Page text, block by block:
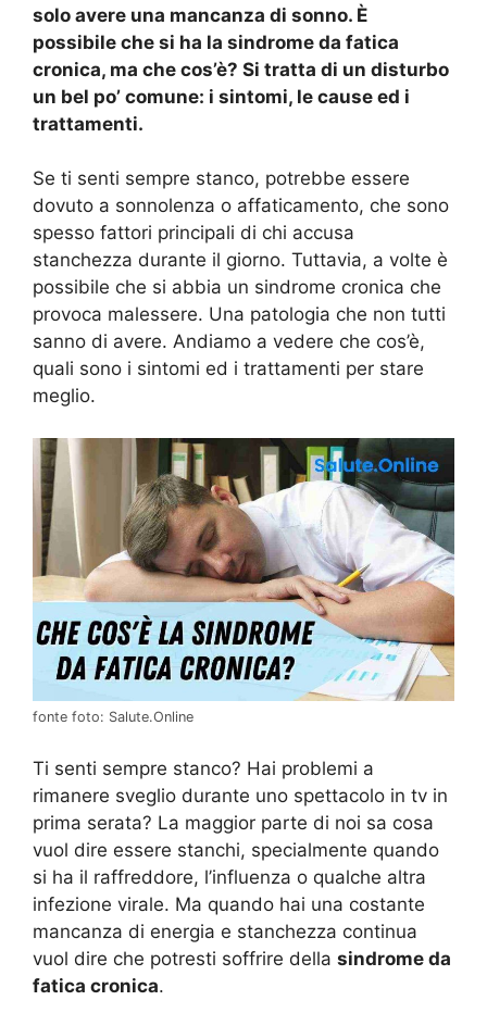
solo avere una mancanza di sonno. È
possibile che si ha la sindrome da fatica
cronica, ma che cos’è? Si tratta di un disturbo
un bel po’ comune: i sintomi, le cause ed i
trattamenti.
Se ti senti sempre stanco, potrebbe essere
dovuto a sonnolenza o affaticamento, che sono
spesso fattori principali di chi accusa
stanchezza durante il giorno. Tuttavia, a volte è
possibile che si abbia un sindrome cronica che
provoca malessere. Una patologia che non tutti
sanno di avere. Andiamo a vedere che cos’è,
quali sono i sintomi ed i trattamenti per stare
meglio.
fonte foto: Salute.Online
Ti senti sempre stanco? Hai problemi a
rimanere sveglio durante uno spettacolo in tv in
prima serata? La maggior parte di noi sa cosa
vuol dire essere stanchi, specialmente quando
si ha il raffreddore, l’influenza o qualche altra
infezione virale. Ma quando hai una costante
mancanza di energia e stanchezza continua
vuol dire che potresti soffrire della sindrome da
fatica cronica.